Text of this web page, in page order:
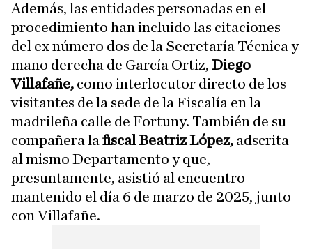
Además, las entidades personadas en el
procedimiento han incluido las citaciones
del ex número dos de la Secretaría Técnica y
mano derecha de García Ortiz, Diego
Villafañe, como interlocutor directo de los
visitantes de la sede de la Fiscalía en la
madrileña calle de Fortuny. También de su
compañera la fiscal Beatriz López, adscrita
al mismo Departamento y que,
presuntamente, asistió al encuentro
mantenido el día 6 de marzo de 2025, junto
con Villafañe.